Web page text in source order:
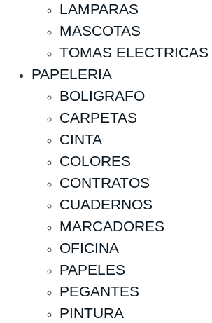
LAMPARAS
MASCOTAS
TOMAS ELECTRICAS
PAPELERIA
BOLIGRAFO
CARPETAS
CINTA
COLORES
CONTRATOS
CUADERNOS
MARCADORES
OFICINA
PAPELES
PEGANTES
PINTURA